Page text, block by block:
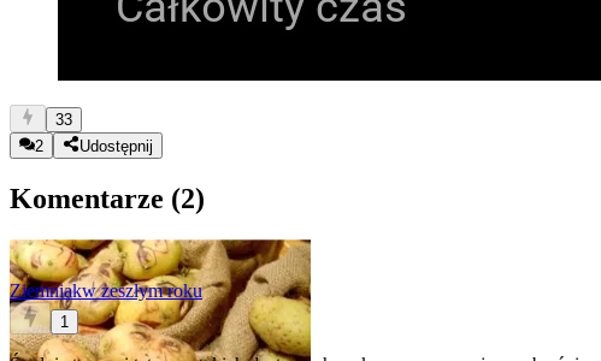
33
2
Udostępnij
Komentarze (2)
Ziemniakw zeszłym roku
1